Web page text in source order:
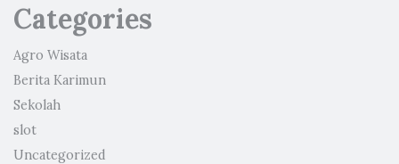
Categories
Agro Wisata
Berita Karimun
Sekolah
slot
Uncategorized